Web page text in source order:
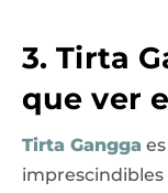
3. Tirta
que ver
Tirta Gangga
imprescindibles